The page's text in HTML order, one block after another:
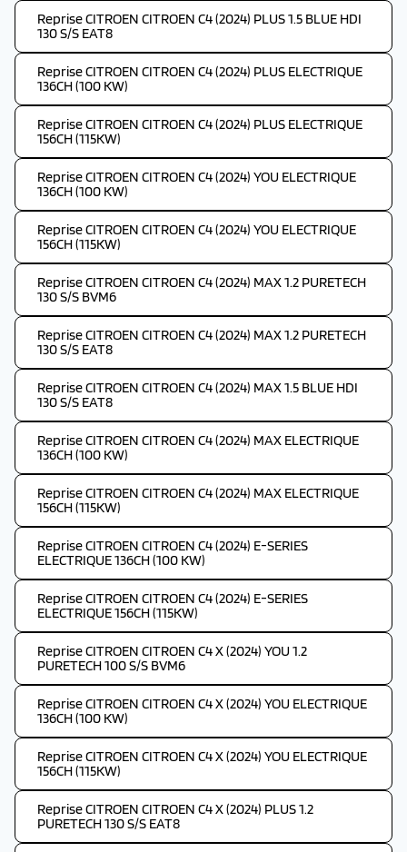
Reprise CITROEN CITROEN C4 (2024) PLUS 1.5 BLUE HDI
130 S/S EAT8
Reprise CITROEN CITROEN C4 (2024) PLUS ELECTRIQUE
136CH (100 KW)
Reprise CITROEN CITROEN C4 (2024) PLUS ELECTRIQUE
156CH (115KW)
Reprise CITROEN CITROEN C4 (2024) YOU ELECTRIQUE
136CH (100 KW)
Reprise CITROEN CITROEN C4 (2024) YOU ELECTRIQUE
156CH (115KW)
Reprise CITROEN CITROEN C4 (2024) MAX 1.2 PURETECH
130 S/S BVM6
Reprise CITROEN CITROEN C4 (2024) MAX 1.2 PURETECH
130 S/S EAT8
Reprise CITROEN CITROEN C4 (2024) MAX 1.5 BLUE HDI
130 S/S EAT8
Reprise CITROEN CITROEN C4 (2024) MAX ELECTRIQUE
136CH (100 KW)
Reprise CITROEN CITROEN C4 (2024) MAX ELECTRIQUE
156CH (115KW)
Reprise CITROEN CITROEN C4 (2024) E-SERIES
ELECTRIQUE 136CH (100 KW)
Reprise CITROEN CITROEN C4 (2024) E-SERIES
ELECTRIQUE 156CH (115KW)
Reprise CITROEN CITROEN C4 X (2024) YOU 1.2
PURETECH 100 S/S BVM6
Reprise CITROEN CITROEN C4 X (2024) YOU ELECTRIQUE
136CH (100 KW)
Reprise CITROEN CITROEN C4 X (2024) YOU ELECTRIQUE
156CH (115KW)
Reprise CITROEN CITROEN C4 X (2024) PLUS 1.2
PURETECH 130 S/S EAT8